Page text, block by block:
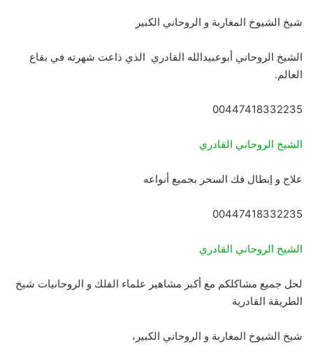
شيخ الشيوخ المغاربة و الروحاني الكبير
الشيخ الروحاني أبوعبيدالله القادري الذي ذاعت شهرته في بقاع
العالم.
00447418332235
الشيخ الروحاني القادري
علاج و إبطال فك السحر بجميع أنواعه
00447418332235
الشيخ الروحاني القادري
لحل جميع مشاكلكم مع أكبر مشاهير علماء الفلك و الروحانيات شيخ
الطريقة القادرية
شيخ الشيوخ المغاربة و الروحاني الكبير،